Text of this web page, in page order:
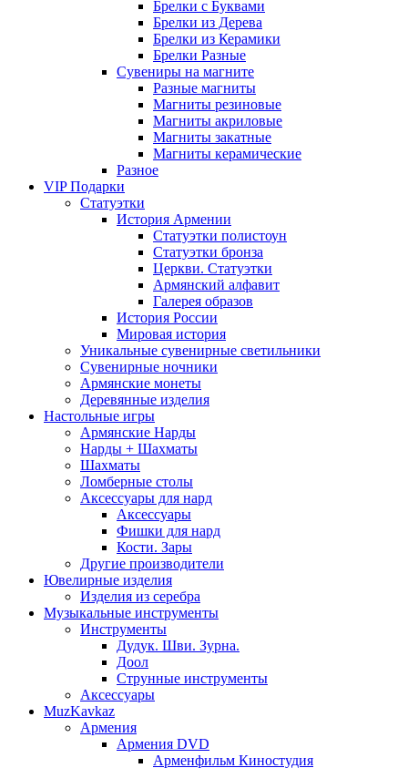
Брелки с Буквами
Брелки из Дерева
Брелки из Керамики
Брелки Разные
Сувениры на магните
Разные магниты
Магниты резиновые
Магниты акриловые
Магниты закатные
Магниты керамические
Разное
VIP Подарки
Статуэтки
История Армении
Статуэтки полистоун
Статуэтки бронза
Церкви. Статуэтки
Армянский алфавит
Галерея образов
История России
Мировая история
Уникальные сувенирные светильники
Сувенирные ночники
Армянские монеты
Деревянные изделия
Настольные игры
Армянские Нарды
Нарды + Шахматы
Шахматы
Ломберные столы
Аксессуары для нард
Аксессуары
Фишки для нард
Кости. Зары
Другие производители
Ювелирные изделия
Изделия из серебра
Музыкальные инструменты
Инструменты
Дудук. Шви. Зурна.
Доол
Струнные инструменты
Аксессуары
MuzKavkaz
Армения
Армения DVD
Арменфильм Киностудия